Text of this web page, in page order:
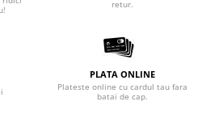
retur.
PLATA ONLINE
Plateste online cu cardul tau fara
batai de cap.